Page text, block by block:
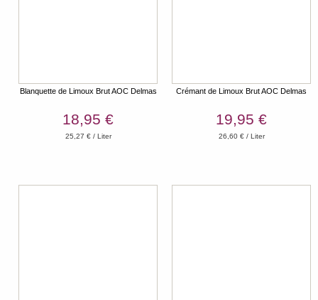
Blanquette de Limoux Brut AOC Delmas
18,95 €
25,27 € / Liter
Crémant de Limoux Brut AOC Delmas
19,95 €
26,60 € / Liter